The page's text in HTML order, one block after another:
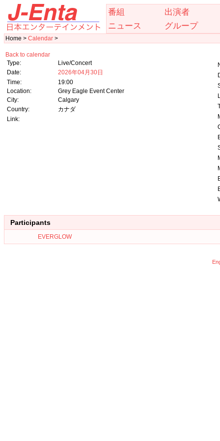
番組
出演者
ニュース
グループ
Home > Calendar >
Back to calendar
Type:
Live/Concert
Date:
2026年04月30日
Time:
19:00
Location:
Grey Eagle Event Center
City:
Calgary
Country:
カナダ
Link:
Participants
EVERGLOW